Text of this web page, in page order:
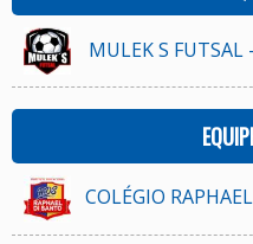
MULEK S FUTSAL
COLÉGIO